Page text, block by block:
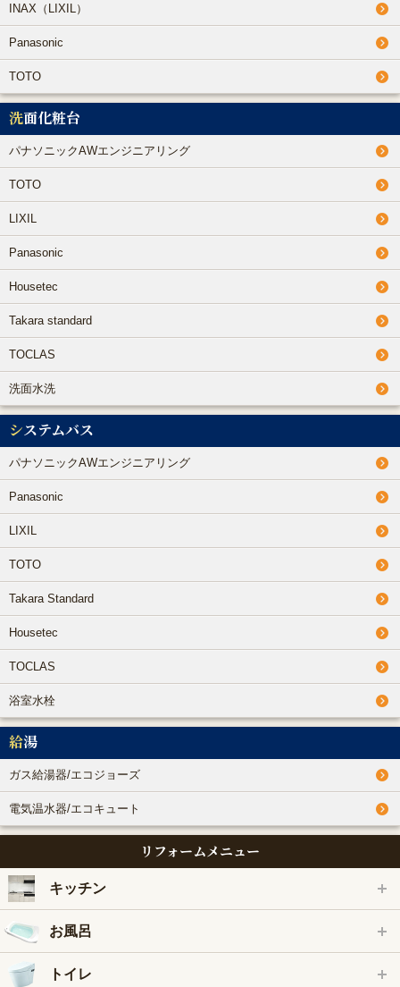
INAX（LIXIL）
Panasonic
TOTO
洗面化粧台
パナソニックAWエンジニアリング
TOTO
LIXIL
Panasonic
Housetec
Takara standard
TOCLAS
洗面水洗
システムバス
パナソニックAWエンジニアリング
Panasonic
LIXIL
TOTO
Takara Standard
Housetec
TOCLAS
浴室水栓
給湯
ガス給湯器/エコジョーズ
電気温水器/エコキュート
リフォームメニュー
キッチン
お風呂
トイレ